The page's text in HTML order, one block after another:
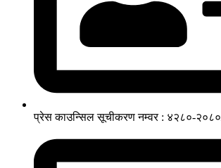
प्रेस काउन्सिल सूचीकरण नम्वर : ४२८०-